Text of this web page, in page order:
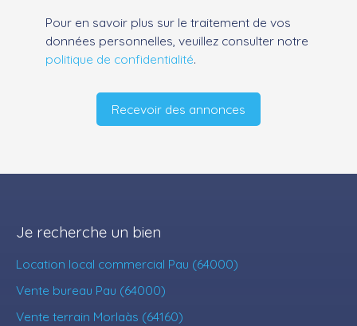
Pour en savoir plus sur le traitement de vos
données personnelles, veuillez consulter notre
politique de confidentialité.
Recevoir des annonces
Je recherche un bien
Location local commercial Pau (64000)
Vente bureau Pau (64000)
Vente terrain Morlaàs (64160)